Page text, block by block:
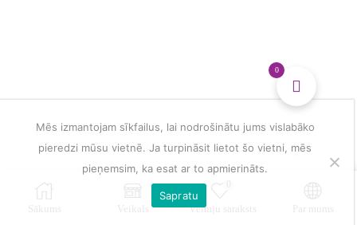
Sākums Veikals Vēlmju saraksts Par mums
0
Mēs izmantojam sīkfailus, lai nodrošinātu jums vislabāko
pieredzi mūsu vietnē. Ja turpināsit lietot šo vietni, mēs
pieņemsim, ka esat ar to apmierināts.
Sapratu